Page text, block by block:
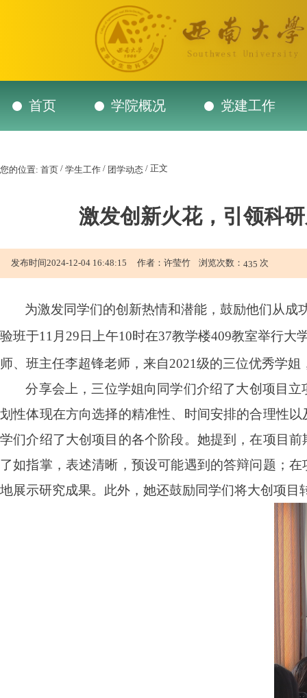
首页 学院概况 党建工作
您的位置: 首页 / 学生工作 / 团学动态 / 正文
激发创新火花，引领科
发布时间2024-12-04 16:48:15 作者：许莹竹 浏览次数： 435 次
为激发同学们的创新热情和潜能，鼓励他们从
验班于11月 29 日上午10时在37教学楼409教室举行大
师、班主任李超锋老师，来自2021级的三位优秀学姐
分享会上，三位学姐向同学们介绍了大创项目
划性体现在方向选择的精准性、时间安排的合理性
学们介绍了大创项目的各个阶段。她提到，在项目
了如指掌，表述清晰，预设可能遇到的答辩问题；
地展示研究成果。此外，她还鼓励同学们将大创项